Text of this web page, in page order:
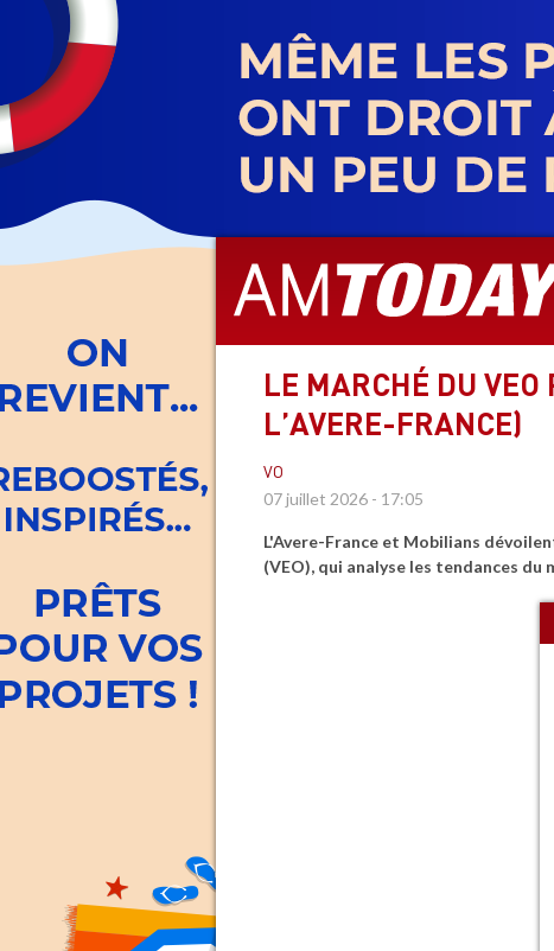
contenu
LE MARCHÉ DU
L’AVERE-FRANCE)
VO
07 juillet 2026 - 17:05
L'Avere-France et Mobilians
(VEO), qui analyse les tendances